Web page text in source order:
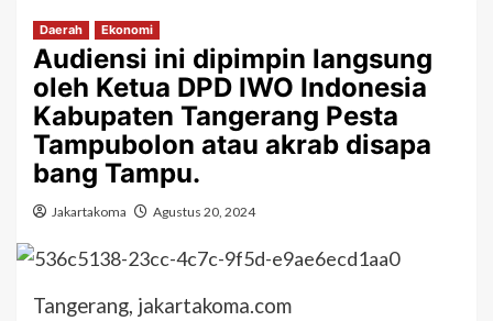
Daerah Ekonomi
Audiensi ini dipimpin langsung
oleh Ketua DPD IWO Indonesia
Kabupaten Tangerang Pesta
Tampubolon atau akrab disapa
bang Tampu.
Jakartakoma Agustus 20, 2024
Tangerang, jakartakoma.com